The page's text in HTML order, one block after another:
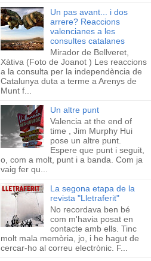
Un pas avant... i dos
arrere? Reaccions
valencianes a les
consultes catalanes
Mirador de Bellveret,
Xàtiva (Foto de Joanot ) Les reaccions
a la consulta per la independència de
Catalunya duta a terme a Arenys de
Munt f...
Un altre punt
Valencia at the end of
time , Jim Murphy Hui
pose un altre punt.
Espere que punt i seguit,
o, com a molt, punt i a banda. Com ja
vaig fer qu...
La segona etapa de la
revista "Lletraferit"
No recordava ben bé
com m'havia posat en
contacte amb ells. Tinc
molt mala memòria, jo, i he hagut de
cercar-ho al correu electrònic. F...